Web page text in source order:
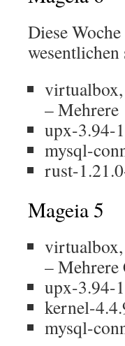
Diese
wesentlichen
–
upx-3.94-
mysql-
rust-
Mageia 5
– Mehrere
upx-3.94-
kernel-
mysql-